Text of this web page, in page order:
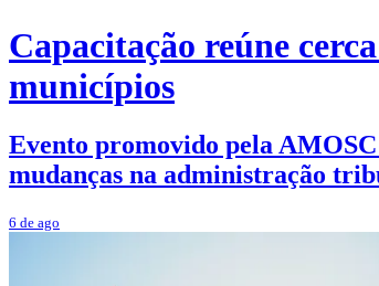
Capacitação reúne
municípios
Evento promovido pela
mudanças na administração
6 de ago